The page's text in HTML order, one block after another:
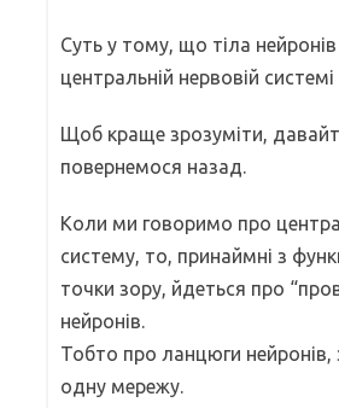
Суть у тому, що тіла
центральній нервовій
Щоб краще зрозуміти,
повернемося назад.
Коли ми говоримо про
систему, то, принаймні з
точки зору, йдеться про
нейронів.
Тобто про ланцюги нейронів,
одну мережу.